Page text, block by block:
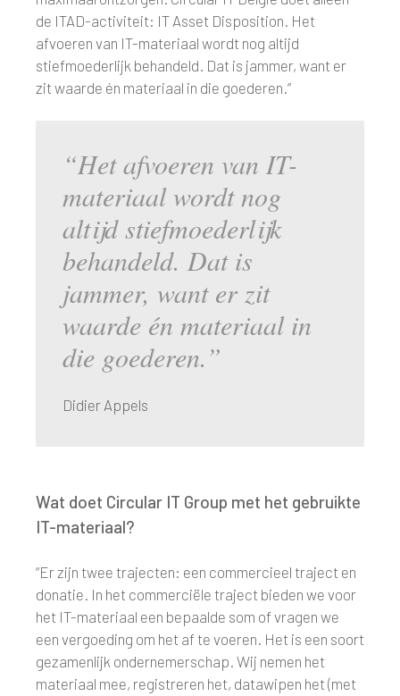
de ITAD-activiteit: IT Asset Disposition. Het
afvoeren van IT-materiaal wordt nog altijd
stiefmoederlijk behandeld. Dat is jammer, want er
zit waarde én materiaal in die goederen.”
“Het afvoeren van IT-
materiaal wordt nog
altijd stiefmoederlijk
behandeld. Dat is
jammer, want er zit
waarde én materiaal in
die goederen.”
Didier Appels
Wat doet Circular IT Group met het gebruikte
IT-materiaal?
“Er zijn twee trajecten: een commercieel traject en
donatie. In het commerciële traject bieden we voor
het IT-materiaal een bepaalde som of vragen we
een vergoeding om het af te voeren. Het is een soort
gezamenlijk ondernemerschap. Wij nemen het
materiaal mee, registreren het, datawipen het (met